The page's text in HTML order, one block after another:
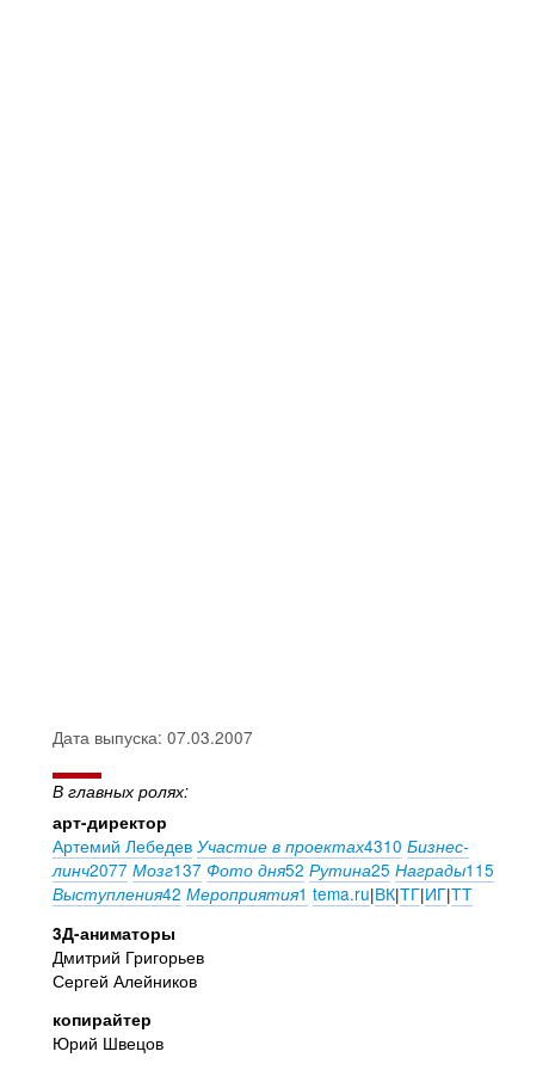
Дата выпуска: 07.03.2007
В главных ролях:
арт-директор
Артемий Лебедев Участие в проектах4310 Бизнес-
линч2077 Мозг137 Фото дня52 Рутина25 Награды115
Выступления42 Мероприятия1 tema.ru|ВК|ТГ|ИГ|ТТ
3Д-аниматоры
Дмитрий Григорьев
Сергей Алейников
копирайтер
Юрий Швецов